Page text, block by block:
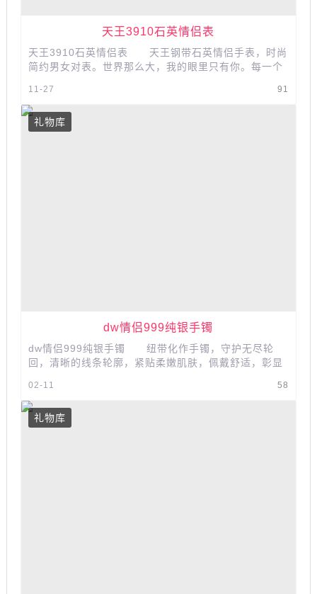
​​​​​​​天王3910石英情侣表
天王3910石英情侣表 天王钢带石英情侣手表，时尚
简约男女对表。世界那么大，我的眼里只有你。每一个
91
11-27
礼物库
dw情侣999纯银手镯
dw情侣999纯银手镯 纽带化作手镯，守护无尽轮
回，清晰的线条轮廓，紧贴柔嫩肌肤，佩戴舒适，彰显
58
02-11
礼物库